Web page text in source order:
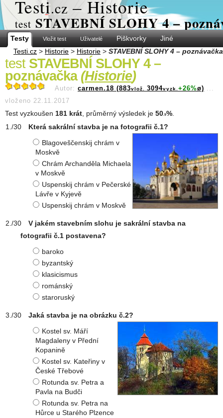
Testi.cz – Historie
test STAVEBNÍ SLOHY 4 –
Testy Vložit test Uživatelé Piškvorky
Jiné
Testi.cz > Historie > Historie > STAVEBNÍ SLOHY 4 – poznávačka
test STAVEBNÍ SLOHY 4 –
poznávačka (Historie)
Autor: carmen.18 (883vlož. 3094vyzk. +26%ø) ...
vloženo 22.11.2017
Test vyzkoušen 181 krát , průměrný výsledek je 50 .9%
Která sakrální stavba je na fotografii č.1?
Blagoveščenskij chrám v
Moskvě
Chrám Archanděla Michaela
v Moskvě
Uspenskij chrám v Pečerské
Lávře v Kyjevě
Uspenskij chrám v Moskvě
V jakém stavebním slohu je sakrální stavba na
fotografii č.1 postavena?
baroko
byzantský
klasicismus
románský
staroruský
Jaká stavba je na obrázku č.2?
Kostel sv. Máří
Magdaleny v Přední
Kopanině
Kostel sv. Kateřiny v
České Třebové
Rotunda sv. Petra a
Pavla na Budči
Rotunda sv. Petra na
Hůrce u Starého Plzence